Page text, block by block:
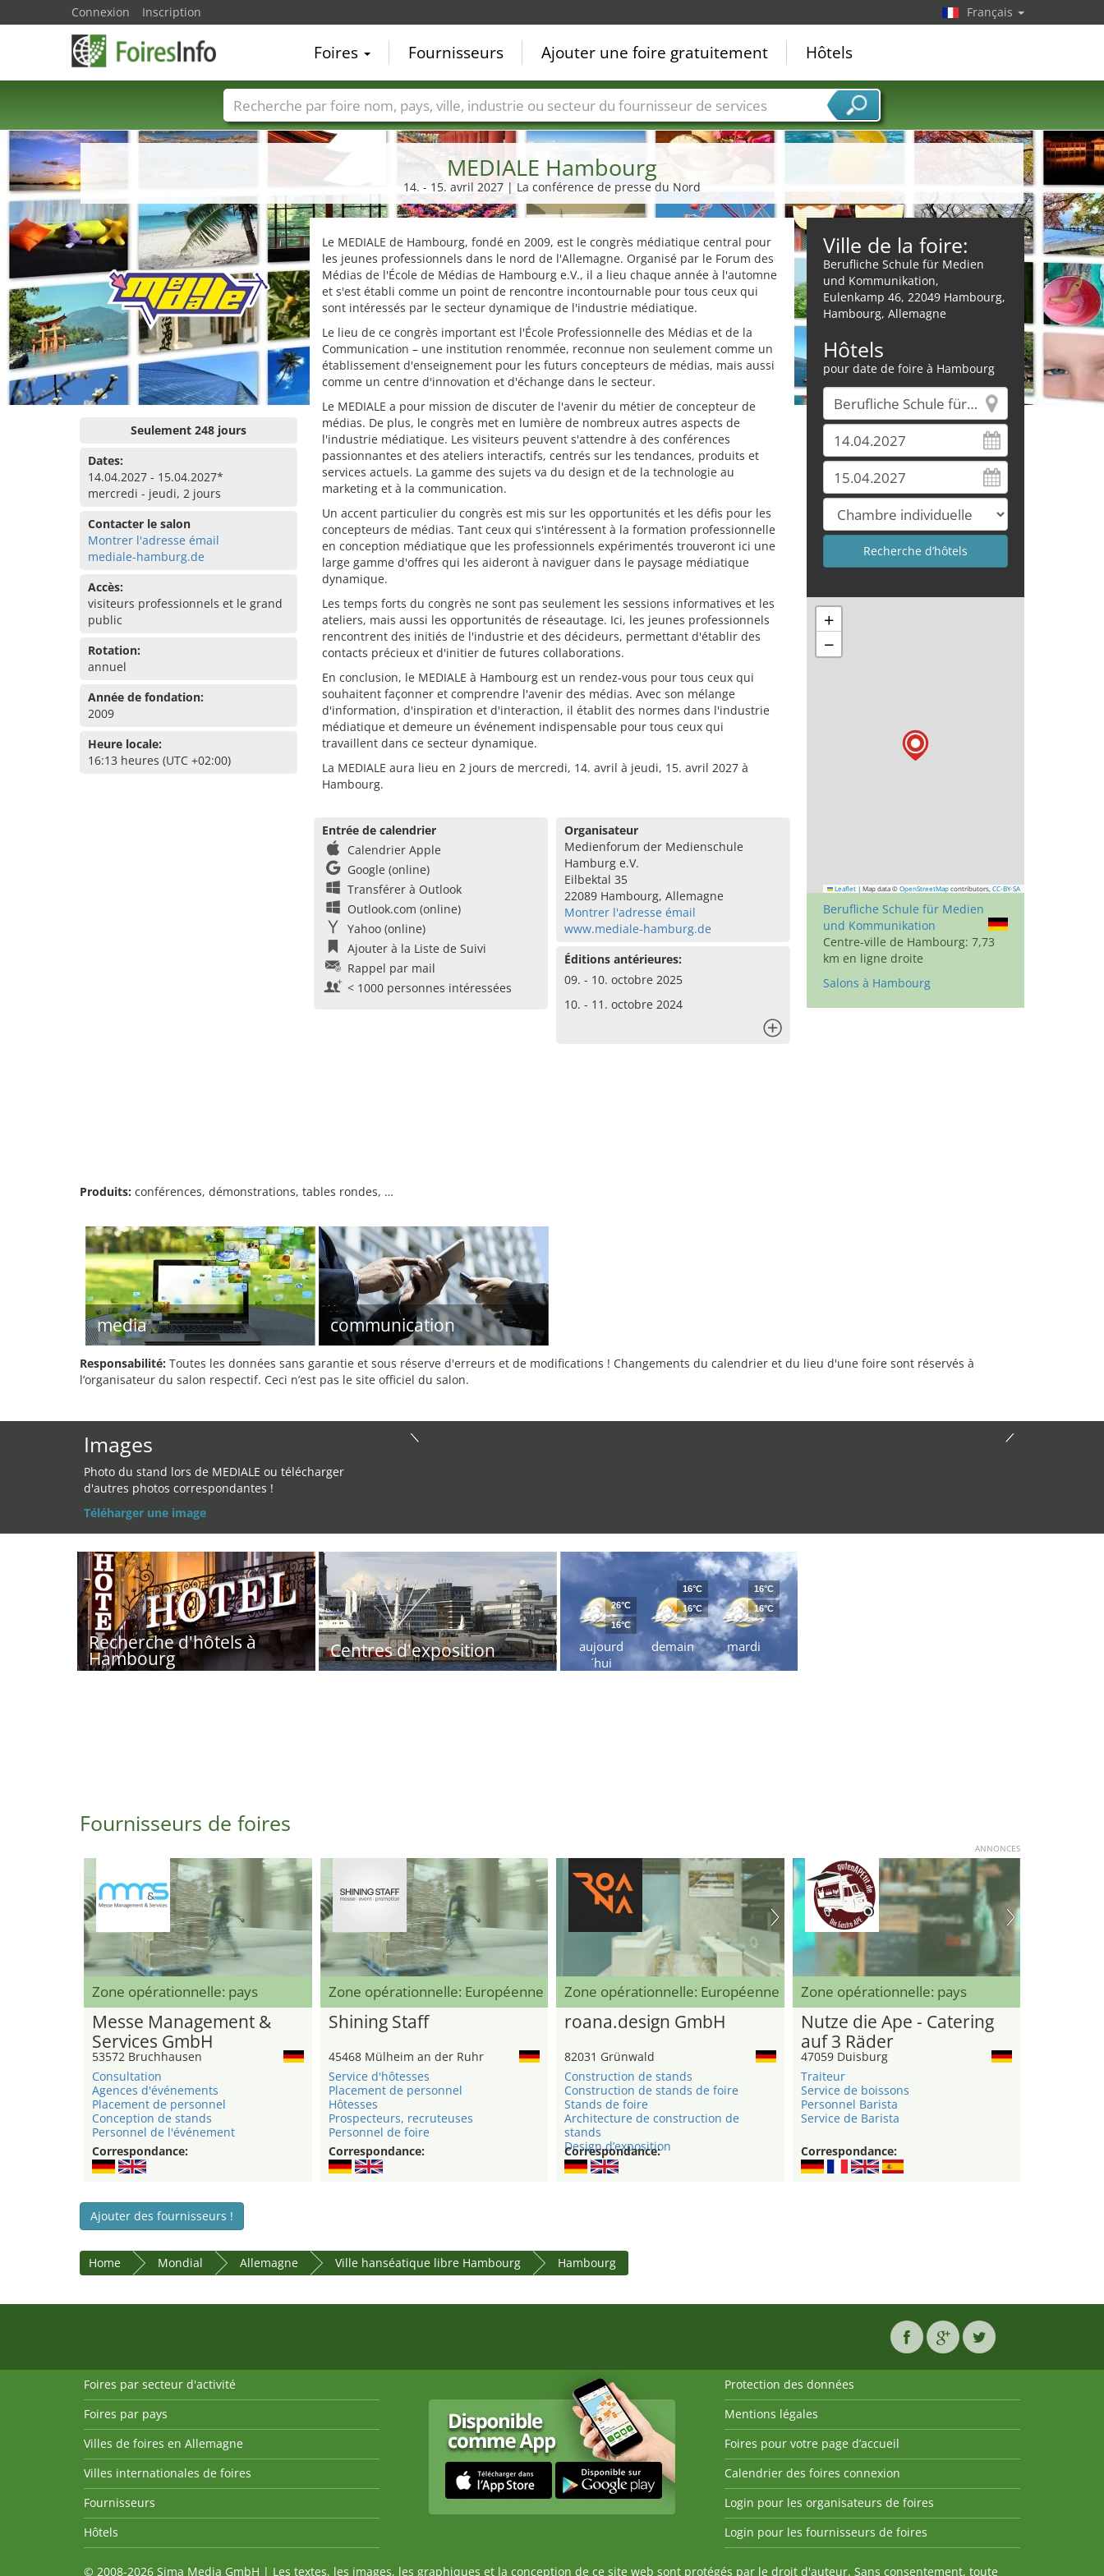
MEDIALE Hambourg
14. - 15. avril 2027 | La conférence de presse du Nord
Seulement 248 jours
Dates:
14.04.2027 - 15.04.2027*
mercredi - jeudi, 2 jours
Contacter le salon
Montrer l'adresse émail
mediale-hamburg.de
Accès:
visiteurs professionnels et le grand
public
Rotation:
annuel
Année de fondation:
2009
Heure locale:
16:13 heures (UTC +02:00)
Le MEDIALE de Hambourg, fondé en 2009, est le congrès médiatique central pour
les jeunes professionnels dans le nord de l'Allemagne. Organisé par le Forum des
Médias de l'École de Médias de Hambourg e.V., il a lieu chaque année à l'automne
et s'est établi comme un point de rencontre incontournable pour tous ceux qui
sont intéressés par le secteur dynamique de l'industrie médiatique.
Le lieu de ce congrès important est l'École Professionnelle des Médias et de la
Communication – une institution renommée, reconnue non seulement comme un
établissement d'enseignement pour les futurs concepteurs de médias, mais aussi
comme un centre d'innovation et d'échange dans le secteur.
Le MEDIALE a pour mission de discuter de l'avenir du métier de concepteur de
médias. De plus, le congrès met en lumière de nombreux autres aspects de
l'industrie médiatique. Les visiteurs peuvent s'attendre à des conférences
passionnantes et des ateliers interactifs, centrés sur les tendances, produits et
services actuels. La gamme des sujets va du design et de la technologie au
marketing et à la communication.
Un accent particulier du congrès est mis sur les opportunités et les défis pour les
concepteurs de médias. Tant ceux qui s'intéressent à la formation professionnelle
en conception médiatique que les professionnels expérimentés trouveront ici une
large gamme d'offres qui les aideront à naviguer dans le paysage médiatique
dynamique.
Les temps forts du congrès ne sont pas seulement les sessions informatives et les
ateliers, mais aussi les opportunités de réseautage. Ici, les jeunes professionnels
rencontrent des initiés de l'industrie et des décideurs, permettant d'établir des
contacts précieux et d'initier de futures collaborations.
En conclusion, le MEDIALE à Hambourg est un rendez-vous pour tous ceux qui
souhaitent façonner et comprendre l'avenir des médias. Avec son mélange
d'information, d'inspiration et d'interaction, il établit des normes dans l'industrie
médiatique et demeure un événement indispensable pour tous ceux qui
travaillent dans ce secteur dynamique.
La MEDIALE aura lieu en 2 jours de mercredi, 14. avril à jeudi, 15. avril 2027 à
Hambourg.
Entrée de calendrier
Calendrier Apple
Google (online)
Transférer à Outlook
Outlook.com (online)
Yahoo (online)
Ajouter à la Liste de Suivi
Rappel par mail
< 1000 personnes intéressées
Organisateur
Medienforum der Medienschule
Hamburg e.V.
Eilbektal 35
22089 Hambourg, Allemagne
Montrer l'adresse émail
www.mediale-hamburg.de
Éditions antérieures:
09. - 10. octobre 2025
10. - 11. octobre 2024
Ville de la foire:
Berufliche Schule für Medien
und Kommunikation,
Eulenkamp 46, 22049 Hambourg,
Hambourg, Allemagne
Hôtels
pour date de foire à Hambourg
+
−
Leaflet | Map data © OpenStreetMap contributors, CC-BY-SA
Berufliche Schule für Medien
und Kommunikation
Centre-ville de Hambourg: 7,73
km en ligne droite
Salons à Hambourg
Produits: conférences, démonstrations, tables rondes, …
media communication
Responsabilité: Toutes les données sans garantie et sous réserve d'erreurs et de modifications ! Changements du calendrier et du lieu d'une foire sont réservés à
l’organisateur du salon respectif. Ceci n’est pas le site officiel du salon.
Images
Photo du stand lors de MEDIALE ou télécharger
d'autres photos correspondantes !
Téléharger une image
Recherche d'hôtels à
Hambourg Centres d'exposition
aujourd
´hui
26°C
16°C
demain
16°C
16°C
mardi
16°C
16°C
Fournisseurs de foires
ANNONCES
Zone opérationnelle: pays
Messe Management &
Services GmbH
53572 Bruchhausen
Consultation
Agences d'événements
Placement de personnel
Conception de stands
Personnel de l'événement
Correspondance:
Zone opérationnelle: Européenne
Shining Staff
45468 Mülheim an der Ruhr
Service d'hôtesses
Placement de personnel
Hôtesses
Prospecteurs, recruteuses
Personnel de foire
Correspondance:
Zone opérationnelle: Européenne
roana.design GmbH
82031 Grünwald
Construction de stands
Construction de stands de foire
Stands de foire
Architecture de construction de
stands
Design d’exposition
Correspondance:
Zone opérationnelle: pays
Nutze die Ape - Catering
auf 3 Räder
47059 Duisburg
Traiteur
Service de boissons
Personnel Barista
Service de Barista
Correspondance:
Ajouter des fournisseurs !
Home Mondial Allemagne Ville hanséatique libre Hambourg Hambourg
Connexion Inscription Français
Foires Fournisseurs Ajouter une foire gratuitement Hôtels
Foire noms Pays Villes Secteurs de foire Secteurs du fournisseur de services
Foires par secteur d'activité
Foires par pays
Villes de foires en Allemagne
Villes internationales de foires
Fournisseurs
Hôtels
Protection des données
Mentions légales
Foires pour votre page d’accueil
Calendrier des foires connexion
Login pour les organisateurs de foires
Login pour les fournisseurs de foires
© 2008-2026 Sima Media GmbH | Les textes, les images, les graphiques et la conception de ce site web sont protégés par le droit d'auteur. Sans consentement, toute